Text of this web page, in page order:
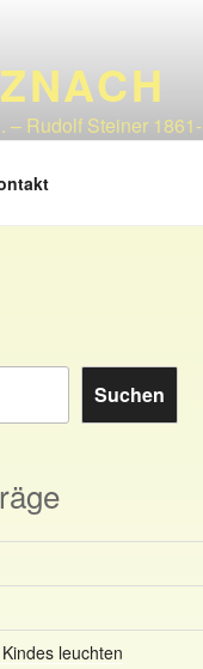
– Rudolf Steiner 1861-
Suchen
leuchten